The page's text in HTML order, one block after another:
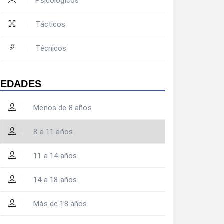
Tácticos
Técnicos
EDADES
Menos de 8 años
8 a 11 años
11 a 14 años
14 a 18 años
Más de 18 años